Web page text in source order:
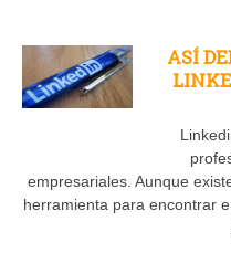
ASÍ
empresariales. Aunque
herramienta para encontrar